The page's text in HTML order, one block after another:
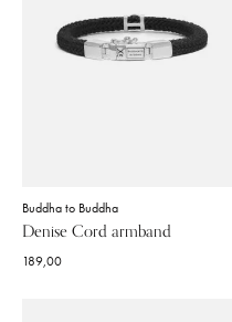
Buddha to Buddha
Denise Cord armband
189,00